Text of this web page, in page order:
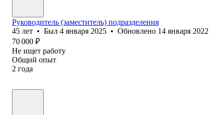
Руководитель (заместитель) подразделения
45 лет • Был 4 января 2025 • Обновлено 14 января 2022
70 000 ₽
Не ищет работу
Общий опыт
2 года